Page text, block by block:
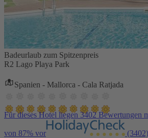
Badeurlaub zum Spitzenpreis
R2 Lago Playa Park
Spanien - Mallorca - Cala Ratjada
Für dieses Hotel liegen 3402 Bewertungen
von 87% vor (3402)